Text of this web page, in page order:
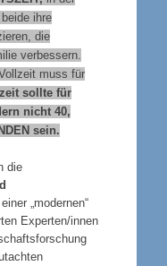
ihre
die
verbessern.
muss für
sollte für
nicht 40,
sein.
die
„modernen“
Experten/innen